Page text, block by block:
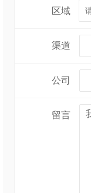
区域
渠道
公司
留言